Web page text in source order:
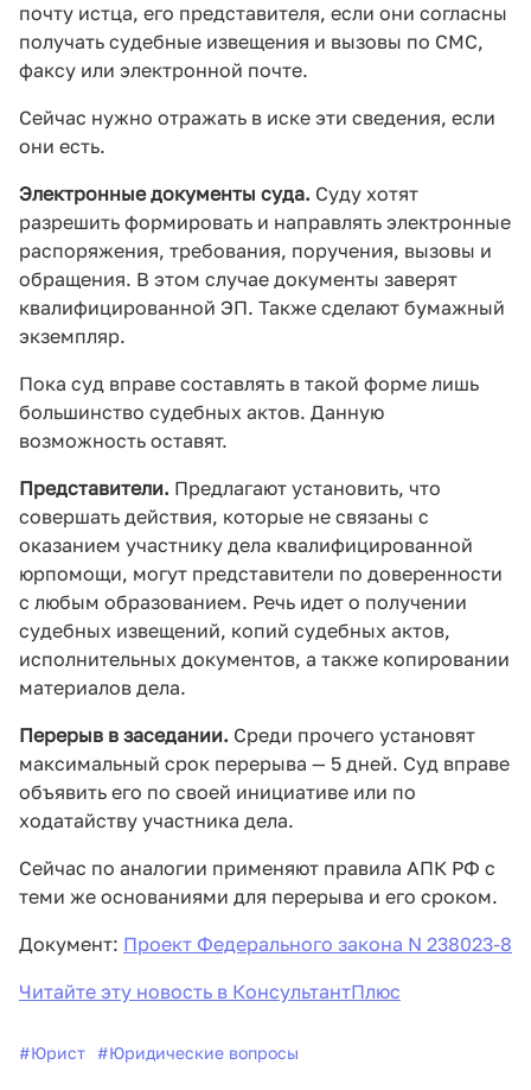
почту истца, его представителя, если они согласны
получать судебные извещения и вызовы по СМС,
факсу или электронной почте.
Сейчас нужно отражать в иске эти сведения, если
они есть.
Электронные документы суда. Суду хотят
разрешить формировать и направлять электронные
распоряжения, требования, поручения, вызовы и
обращения. В этом случае документы заверят
квалифицированной ЭП. Также сделают бумажный
экземпляр.
Пока суд вправе составлять в такой форме лишь
большинство судебных актов. Данную
возможность оставят.
Представители. Предлагают установить, что
совершать действия, которые не связаны с
оказанием участнику дела квалифицированной
юрпомощи, могут представители по доверенности
с любым образованием. Речь идет о получении
судебных извещений, копий судебных актов,
исполнительных документов, а также копировании
материалов дела.
Перерыв в заседании. Среди прочего установят
максимальный срок перерыва — 5 дней. Суд вправе
объявить его по своей инициативе или по
ходатайству участника дела.
Сейчас по аналогии применяют правила АПК РФ с
теми же основаниями для перерыва и его сроком.
Документ: Проект Федерального закона N 238023-8
Читайте эту новость в КонсультантПлюс
#Юрист #Юридические вопросы